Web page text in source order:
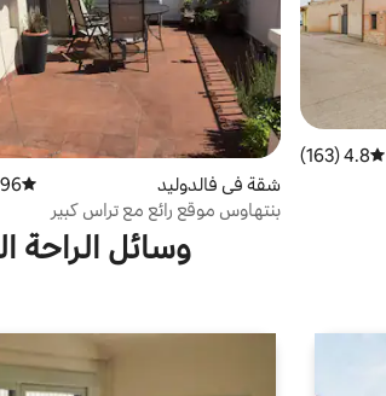
متوسط التقييم 4.8 من 5، 163 مراجعات
4.8 (163)
شقة في فالدوليد متوسط
بنتهاوس موقع رائع مع تراس كبير
وسائل الراحة